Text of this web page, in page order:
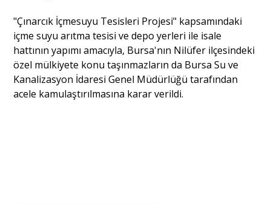
"Çınarcık İçmesuyu Tesisleri Projesi" kapsamındaki
içme suyu arıtma tesisi ve depo yerleri ile isale
hattının yapımı amacıyla, Bursa'nın Nilüfer ilçesindeki
özel mülkiyete konu taşınmazların da Bursa Su ve
Kanalizasyon İdaresi Genel Müdürlüğü tarafından
acele kamulaştırılmasına karar verildi.